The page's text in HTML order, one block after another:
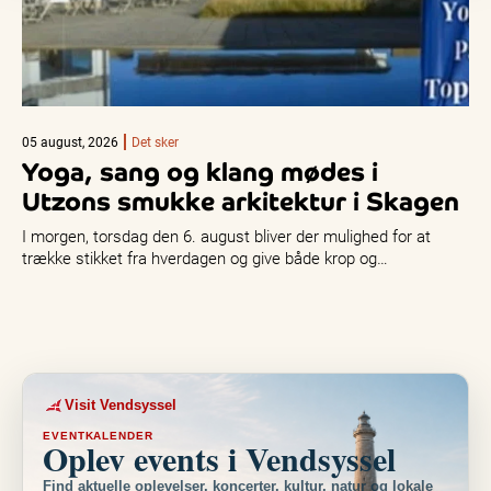
05 august, 2026 Det sker
Yoga, sang og klang mødes i
Utzons smukke arkitektur i Skagen
I morgen, torsdag den 6. august bliver der mulighed for at
trække stikket fra hverdagen og give både krop og…
Visit Vendsyssel
EVENTKALENDER
Oplev events i Vendsyssel
Find aktuelle oplevelser, koncerter, kultur, natur og lokale